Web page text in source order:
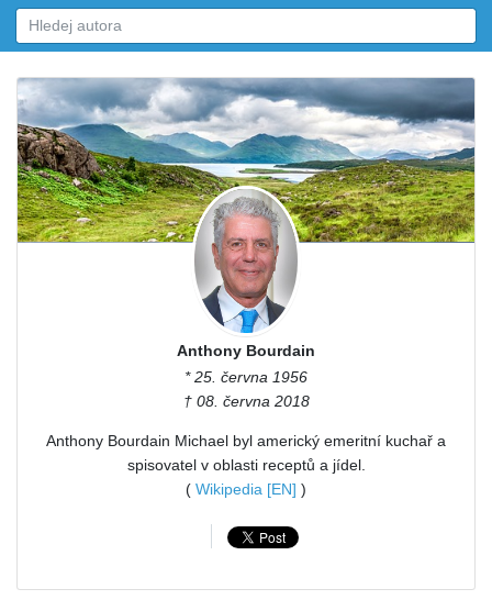
Anthony Bourdain
* 25. června 1956
† 08. června 2018
Anthony Bourdain Michael byl americký emeritní kuchař a
spisovatel v oblasti receptů a jídel.
( Wikipedia [EN] )